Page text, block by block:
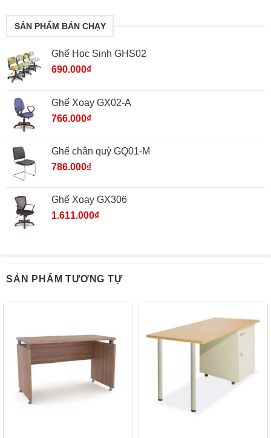
SẢN PHẨM BÁN CHẠY
Ghế Học Sinh GHS02
690.000₫
Ghế Xoay GX02-A
766.000₫
Ghế chân quỳ GQ01-M
786.000₫
Ghế Xoay GX306
1.611.000₫
SẢN PHẨM TƯƠNG TỰ